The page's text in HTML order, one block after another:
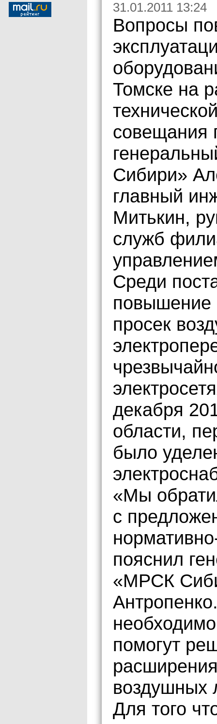
31.01.2011 13:24
Вопросы
Томске на
совещания
Сибири»
главный
Митькин,
служб
Среди
повышение
просек
декабря
области,
было
«Мы
с
пояснил
«МРСК
помогут
воздушных
Для того